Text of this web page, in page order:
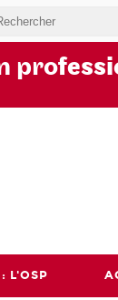
pro
L'OSP